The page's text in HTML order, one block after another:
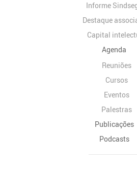
Informe
Destaque
Capital
Agenda
Reuniões
Cursos
Eventos
Palestras
Publicações
Podcasts